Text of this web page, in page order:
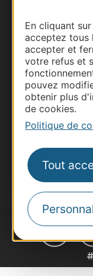
En cliquant
acceptez tous
accepter et
votre refus et
pouvez
obtenir plus
de cookies.
Politique de
Tout
Thermalisme
Business/Mice
Pros
Site presse
Voyagistes
Destination
Inscrivez-vous
suggestions de
Je